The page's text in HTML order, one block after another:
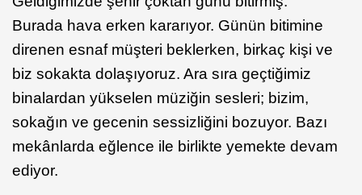
Burada hava erken kararıyor. Günün bitimine
direnen esnaf müşteri beklerken, birkaç kişi ve
biz sokakta dolaşıyoruz. Ara sıra geçtiğimiz
binalardan yükselen müziğin sesleri; bizim,
sokağın ve gecenin sessizliğini bozuyor. Bazı
mekânlarda eğlence ile birlikte yemekte devam
ediyor.